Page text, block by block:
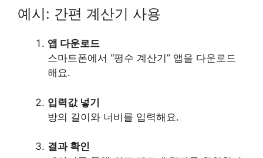
예시: 간편 계산기 사용
앱 다운로드
스마트폰에서 “평수 계산기” 앱을 다운로드
해요.
입력값 넣기
방의 길이와 너비를 입력해요.
결과 확인